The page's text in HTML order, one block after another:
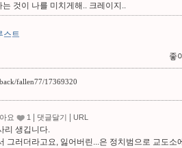
것이 나를 미치게해.. 크레이지..
스트
좋
fallen77/17369320
요 1 댓글달기 URL
리 생깁니다.
그러더라고요, 잃어버린...은 정치범으로 교도소